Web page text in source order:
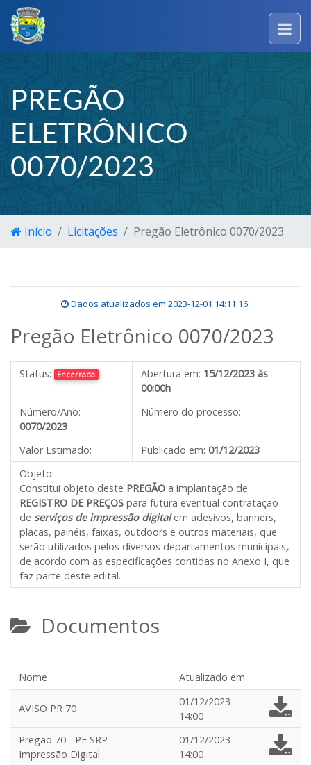
PREGÃO
ELETRÔNICO
0070/2023
Início Licitações Pregão Eletrônico 0070/2023
Dados atualizados em 2023-12-01 14:11:16.
Pregão Eletrônico 0070/2023
Status: Encerrada Abertura em: 15/12/2023 às
00:00h
Número/Ano:
0070/2023
Número do processo:
Valor Estimado: Publicado em: 01/12/2023
Objeto:
Constitui objeto deste PREGÃO a implantação de
REGISTRO DE PREÇOS para futura eventual contratação
de serviços de impressão digitalem adesivos, banners,
placas, painéis, faixas, outdoors e outros materiais, que
serão utilizados pelos diversos departamentos municipais,
de acordo com as especificações contidas no Anexo I, que
faz parte deste edital.
Documentos
Nome Atualizado em
AVISO PR 70
01/12/2023
14:00
Pregão 70 - PE SRP -
Impressão Digital
01/12/2023
14:00